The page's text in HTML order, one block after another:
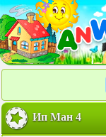
Ип Ман 4